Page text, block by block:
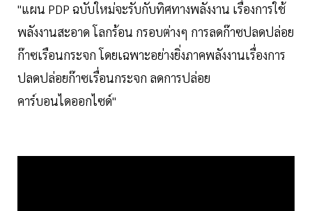
"แผน PDP ฉบับใหม่จะรับกับทิศทางพลังงาน เรื่องการใช้
พลังงานสะอาด โลกร้อน กรอบต่างๆ การลดก๊าซปลดปล่อย
ก๊าซเรือนกระจก โดยเฉพาะอย่างยิ่งภาคพลังงานเรื่องการ
ปลดปล่อยก๊าซเรื่อนกระจก ลดการปล่อย
คาร์บอนไดออกไซด์"